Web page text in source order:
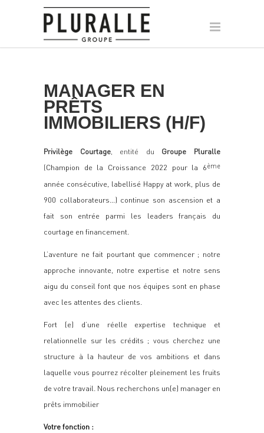
MANAGER EN
PRÊTS
IMMOBILIERS (H/F)
Privilège Courtage, entité du Groupe Pluralle
(Champion de la Croissance 2022 pour la 6ème
année consécutive, labellisé Happy at work, plus de
900 collaborateurs…) continue son ascension et a
fait son entrée parmi les leaders français du
courtage en financement.
L’aventure ne fait pourtant que commencer ; notre
approche innovante, notre expertise et notre sens
aigu du conseil font que nos équipes sont en phase
avec les attentes des clients.
Fort (e) d’une réelle expertise technique et
relationnelle sur les crédits ; vous cherchez une
structure à la hauteur de vos ambitions et dans
laquelle vous pourrez récolter pleinement les fruits
de votre travail. Nous recherchons un(e) manager en
prêts immobilier
Votre fonction :